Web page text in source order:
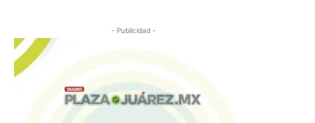
- Publicidad -